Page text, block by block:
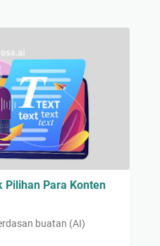
Pilihan Para Konten
buatan (AI)